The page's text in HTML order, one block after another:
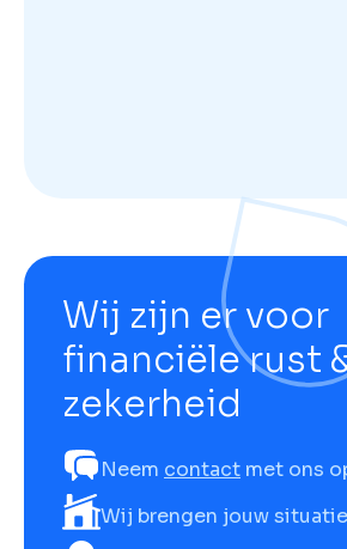
Wij zijn er voor
financiële rust
zekerheid
Neem contact met ons
Wij brengen jouw